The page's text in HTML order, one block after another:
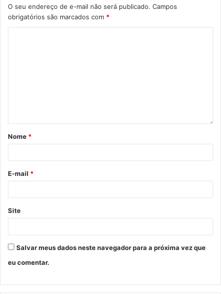
O seu endereço de e-mail não será publicado. Campos
obrigatórios são marcados com *
Nome *
E-mail *
Site
Salvar meus dados neste navegador para a próxima vez que
eu comentar.